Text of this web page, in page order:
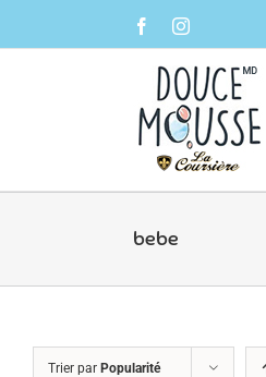
FacebookInstagram
bebe
Trier par Popularité